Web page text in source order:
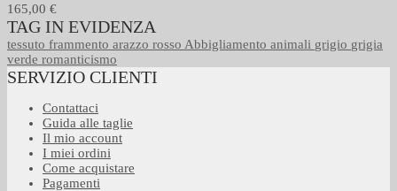
165,00 €
TAG IN EVIDENZA
tessuto frammento arazzo rosso Abbigliamento animali grigio grigia
verde romanticismo
SERVIZIO CLIENTI
Contattaci
Guida alle taglie
Il mio account
I miei ordini
Come acquistare
Pagamenti